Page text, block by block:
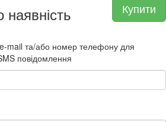
Купити
mail та/або номер телефону для
повідомлення